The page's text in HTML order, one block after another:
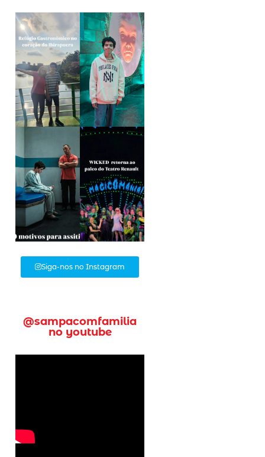
Siga-nos no Instagram
@sampacomfamilia
no youtube